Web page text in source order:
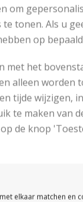
om
tonen. Als u
op
met het
alleen worden
tijde wijzigen,
te maken van
de knop
elkaar matchen en
– 550 – 600
knop
van 4 mm
3,5 mm